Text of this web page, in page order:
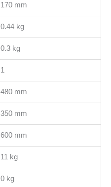
170 mm
0.44 kg
0.3 kg
1
480 mm
350 mm
600 mm
11 kg
0 kg